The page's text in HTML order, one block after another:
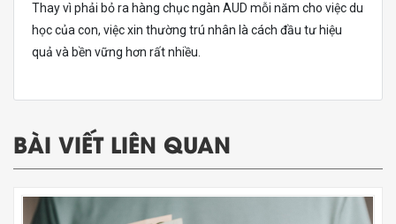
Thay vì phải bỏ ra hàng chục ngàn AUD mỗi năm cho việc du
học của con, việc xin thường trú nhân là cách đầu tư hiệu
quả và bền vững hơn rất nhiều.
BÀI VIẾT LIÊN QUAN